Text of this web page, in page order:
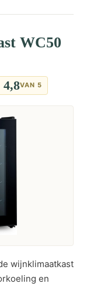
WC50
4,8VAN 5
wijnklimaatkast
en